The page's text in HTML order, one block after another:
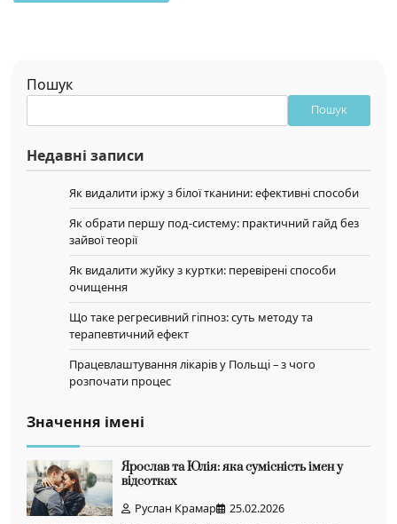
Пошук
Пошук
Недавні записи
Як видалити іржу з білої тканини: ефективні способи
Як обрати першу под-систему: практичний гайд без
зайвої теорії
Як видалити жуйку з куртки: перевірені способи
очищення
Що таке регресивний гіпноз: суть методу та
терапевтичний ефект
Працевлаштування лікарів у Польщі – з чого
розпочати процес
Значення імені
Ярослав та Юлія: яка сумісність імен у
відсотках
Руслан Крамар
25.02.2026